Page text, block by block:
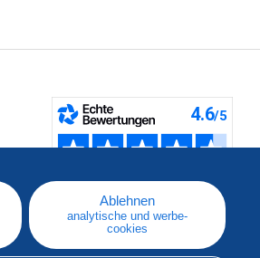
Ablehnen
analytische und werbe-
cookies